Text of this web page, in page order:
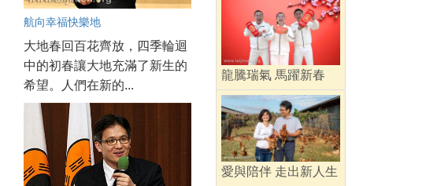
航向幸福快樂地
大地春回百花齊放，四季輪迴
中的初春讓大地充滿了新生的
希望。人們在新的...
龍騰瑞氣 馬躍新春
愛與陪伴 走出新人生